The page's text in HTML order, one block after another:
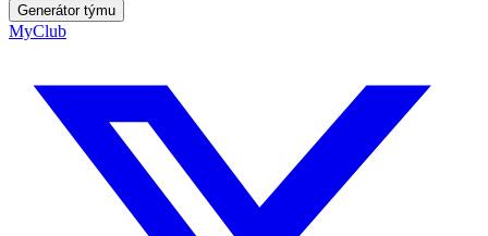
Generátor týmu
MyClub